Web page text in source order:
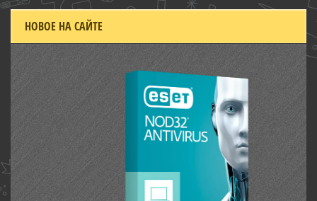
НОВОЕ НА САЙТЕ